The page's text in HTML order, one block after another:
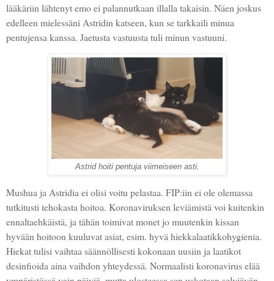
lääkäriin lähtenyt emo ei palannutkaan illalla takaisin. Näen joskus
edelleen mielessäni Astridin katseen, kun se tarkkaili minua
pentujensa kanssa. Jaetusta vastuusta tuli minun vastuuni.
Astrid hoiti pentuja viimeiseen asti.
Mushua ja Astridia ei olisi voitu pelastaa. FIP:iin ei ole olemassa
tutkitusti tehokasta hoitoa. Koronaviruksen leviämistä voi kuitenkin
ennaltaehkäistä, ja tähän toimivat monet jo muutenkin kissan
hyvään hoitoon kuuluvat asiat, esim. hyvä hiekkalaatikkohygienia.
Hiekat tulisi vaihtaa säännöllisesti kokonaan uusiin ja laatikot
desinfioida aina vaihdon yhteydessä. Normaalisti koronavirus elää